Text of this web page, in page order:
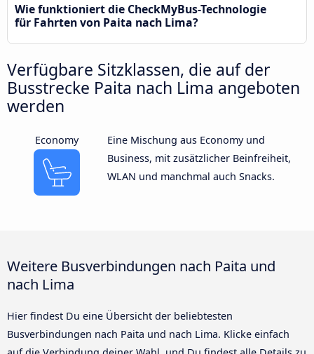
Wie funktioniert die CheckMyBus-Technologie
für Fahrten von Paita nach Lima?
Verfügbare Sitzklassen, die auf der
Busstrecke Paita nach Lima angeboten
werden
Economy
Eine Mischung aus Economy und
Business, mit zusätzlicher Beinfreiheit,
WLAN und manchmal auch Snacks.
Weitere Busverbindungen nach Paita und
nach Lima
Hier findest Du eine Übersicht der beliebtesten
Busverbindungen nach Paita und nach Lima. Klicke einfach